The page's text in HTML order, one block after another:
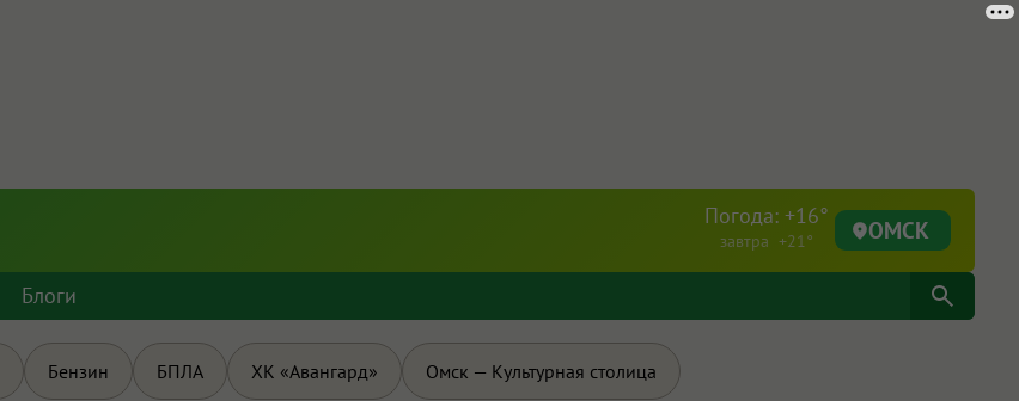
Погода: +16°
завтра +21° ОМСК
Блоги
Бензин БПЛА ХК «Авангард» Омск — Культурная столица